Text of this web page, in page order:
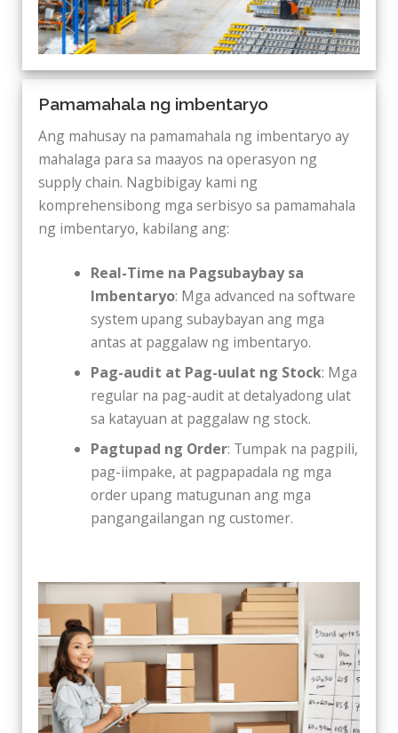
Pamamahala ng imbentaryo
Ang mahusay na pamamahala ng imbentaryo ay
mahalaga para sa maayos na operasyon ng
supply chain. Nagbibigay kami ng
komprehensibong mga serbisyo sa pamamahala
ng imbentaryo, kabilang ang:
Real-Time na Pagsubaybay sa
Imbentaryo: Mga advanced na software
system upang subaybayan ang mga
antas at paggalaw ng imbentaryo.
Pag-audit at Pag-uulat ng Stock: Mga
regular na pag-audit at detalyadong ulat
sa katayuan at paggalaw ng stock.
Pagtupad ng Order: Tumpak na pagpili,
pag-iimpake, at pagpapadala ng mga
order upang matugunan ang mga
pangangailangan ng customer.